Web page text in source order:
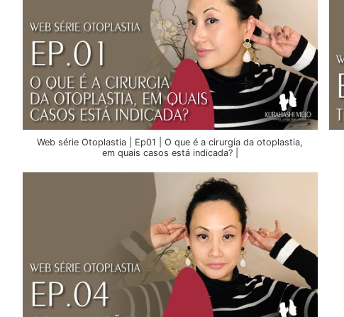
Web série Otoplastia | Ep01 | O que é a cirurgia da otoplastia,
em quais casos está indicada? |